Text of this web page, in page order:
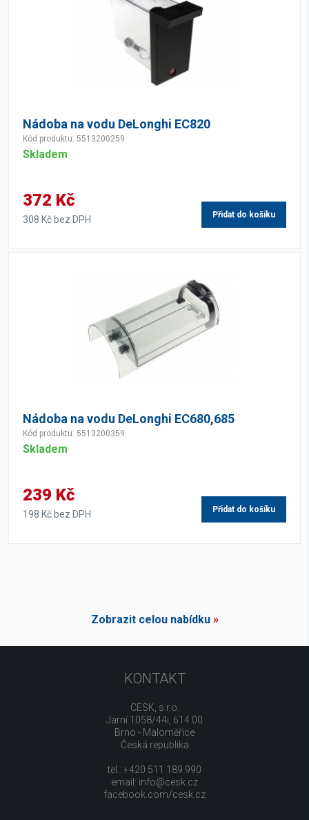
Nádoba na vodu DeLonghi EC820
Kód produktu: 5513200259
Skladem
372 Kč
308 Kč bez DPH Přidat do košíku
Nádoba na vodu DeLonghi EC680,685
Kód produktu: 5513200359
Skladem
239 Kč
198 Kč bez DPH Přidat do košíku
Zobrazit celou nabídku»
KONTAKT
CESK, s.r.o.
Jarní 1058/44i, 614 00
Brno - Maloměřice
Česká republika
tel.: +420 511 189 990
email: info@cesk.cz
facebook.com/cesk.cz